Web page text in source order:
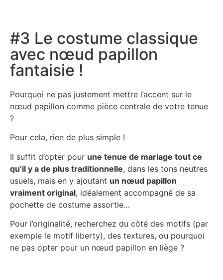
#3 Le costume classique
avec nœud papillon
fantaisie !
Pourquoi ne pas justement mettre l’accent sur le
nœud papillon comme pièce centrale de votre tenue
?
Pour cela, rien de plus simple !
Il suffit d’opter pour une tenue de mariage tout ce
qu’il y a de plus traditionnelle, dans les tons neutres
usuels, mais en y ajoutant un nœud papillon
vraiment original, idéalement accompagné de sa
pochette de costume assortie…
Pour l’originalité, recherchez du côté des motifs (par
exemple le motif liberty), des textures, ou pourquoi
ne pas opter pour un nœud papillon en liège ?